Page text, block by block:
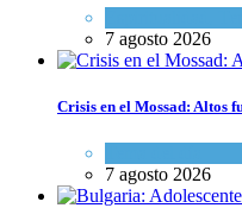
7 agosto 2026
Crisis en el Mossad: Altos
7 agosto 2026